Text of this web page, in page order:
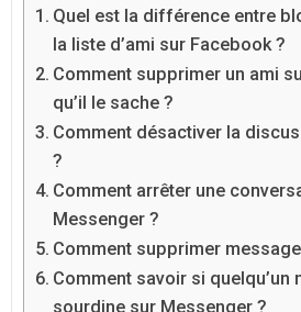
Quel est la différence entre
la liste d’ami sur Facebook ?
Comment supprimer un ami
qu’il le sache ?
Comment désactiver la
?
Comment arrêter une
Messenger ?
Comment supprimer
Comment savoir si quelqu’un
sourdine sur Messenger ?